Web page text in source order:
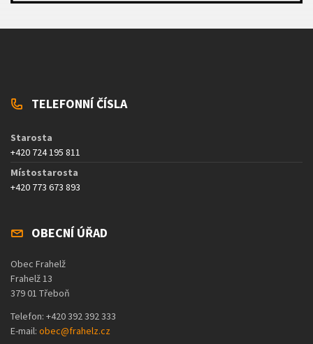
TELEFONNÍ ČÍSLA
Starosta
+420 724 195 811
Místostarosta
+420 773 673 893
OBECNÍ ÚŘAD
Obec Frahelž
Frahelž 13
379 01 Třeboň
Telefon: +420 392 392 333
E-mail: obec@frahelz.cz